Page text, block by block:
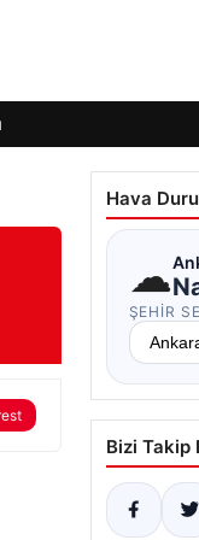
Hava
☁
ŞEHIR
Bizi Takip